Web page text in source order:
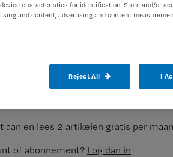
Registreren
artikel lezen?
aan en lees 2 artikelen gratis per
of abonnement? Log dan in
de griepprik is
en voor altijd een
Trouw.
characteristics for identification. Store and/or
and content, advertising and content
Reject All I